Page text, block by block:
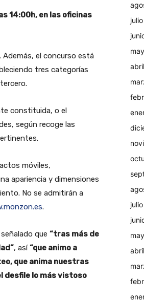
14:00h, en las oficinas
el concurso está
tres categorías
constituida, o el
según recoge las
móviles,
apariencia y dimensiones
No se admitirán a
.
que “tras más de
, así“que animo a
que anima nuestras
desfile lo más vistoso